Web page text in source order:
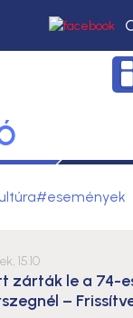
#események
15:10
zárták le a 74-
–